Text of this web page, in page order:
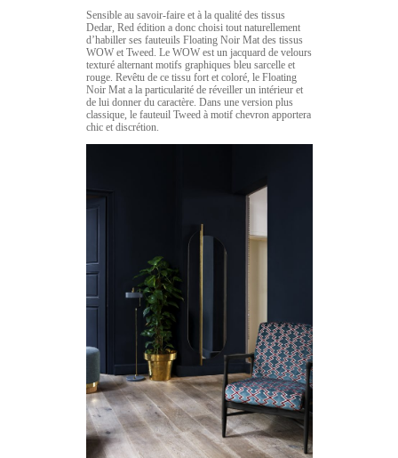
Sensible au savoir-faire et à la qualité des tissus
Dedar, Red édition a donc choisi tout naturellement
d’habiller ses fauteuils Floating Noir Mat des tissus
WOW et Tweed. Le WOW est un jacquard de velours
texturé alternant motifs graphiques bleu sarcelle et
rouge. Revêtu de ce tissu fort et coloré, le Floating
Noir Mat a la particularité de réveiller un intérieur et
de lui donner du caractère. Dans une version plus
classique, le fauteuil Tweed à motif chevron apportera
chic et discrétion.